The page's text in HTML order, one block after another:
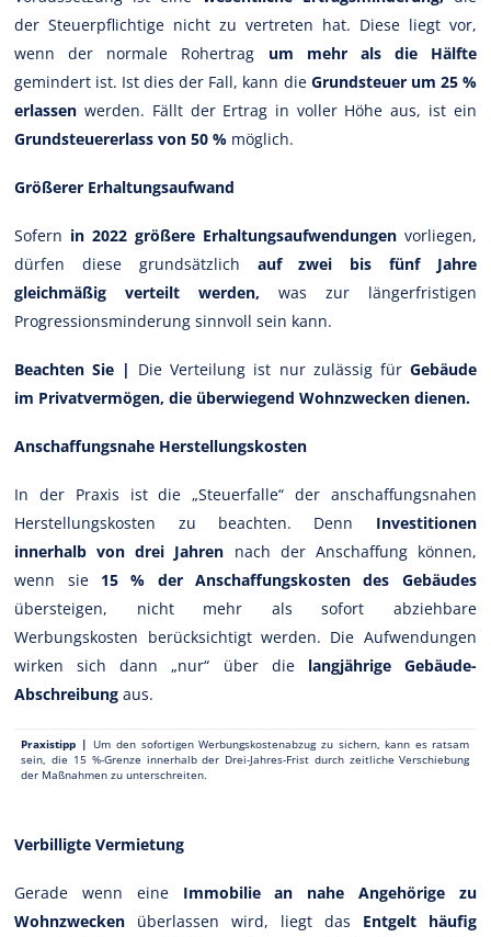
der Steuerpflichtige nicht zu vertreten hat. Diese liegt vor,
wenn der normale Rohertrag um mehr als die Hälfte
gemindert ist. Ist dies der Fall, kann die Grundsteuer um 25 %
erlassen werden. Fällt der Ertrag in voller Höhe aus, ist ein
Grundsteuererlass von 50 % möglich.
Größerer Erhaltungsaufwand
Sofern in 2022 größere Erhaltungsaufwendungen vorliegen,
dürfen diese grundsätzlich auf zwei bis fünf Jahre
gleichmäßig verteilt werden, was zur längerfristigen
Progressionsminderung sinnvoll sein kann.
Beachten Sie | Die Verteilung ist nur zulässig für Gebäude
im Privatvermögen, die überwiegend Wohnzwecken dienen.
Anschaffungsnahe Herstellungskosten
In der Praxis ist die „Steuerfalle“ der anschaffungsnahen
Herstellungskosten zu beachten. Denn Investitionen
innerhalb von drei Jahren nach der Anschaffung können,
wenn sie 15 % der Anschaffungskosten des Gebäudes
übersteigen, nicht mehr als sofort abziehbare
Werbungskosten berücksichtigt werden. Die Aufwendungen
wirken sich dann „nur“ über die langjährige Gebäude-
Abschreibung aus.
Praxistipp | Um den sofortigen Werbungskostenabzug zu sichern, kann es ratsam
sein, die 15 %-Grenze innerhalb der Drei-Jahres-Frist durch zeitliche Verschiebung
der Maßnahmen zu unterschreiten.
Verbilligte Vermietung
Gerade wenn eine Immobilie an nahe Angehörige zu
Wohnzwecken überlassen wird, liegt das Entgelt häufig